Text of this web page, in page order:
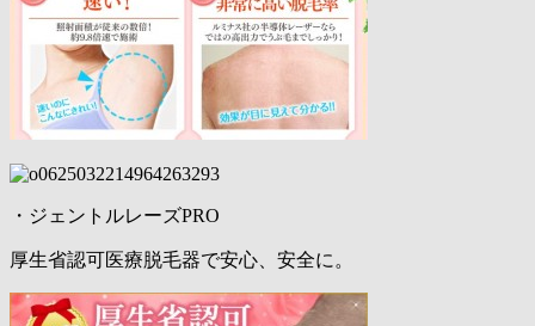
・ジェントルレーズPRO
厚生省認可医療脱毛器で安心、安全に。